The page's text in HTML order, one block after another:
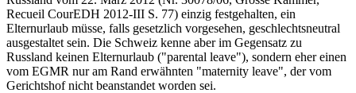
Recueil CourEDH 2012-III S. 77) einzig festgehalten, ein
Elternurlaub müsse, falls gesetzlich vorgesehen, geschlechtsneutral
ausgestaltet sein. Die Schweiz kenne aber im Gegensatz zu
Russland keinen Elternurlaub ("parental leave"), sondern eher einen
vom EGMR nur am Rand erwähnten "maternity leave", der vom
Gerichtshof nicht beanstandet worden sei.